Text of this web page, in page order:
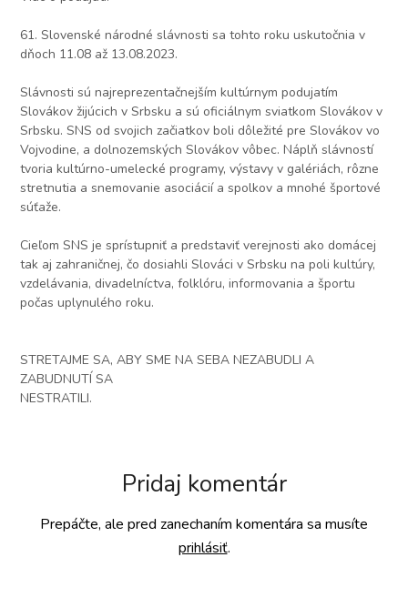
61. Slovenské národné slávnosti sa tohto roku uskutočnia v
dňoch 11.08 až 13.08.2023.
Slávnosti sú najreprezentačnejším kultúrnym podujatím
Slovákov žijúcich v Srbsku a sú oficiálnym sviatkom Slovákov v
Srbsku. SNS od svojich začiatkov boli dôležité pre Slovákov vo
Vojvodine, a dolnozemských Slovákov vôbec. Náplň slávností
tvoria kultúrno-umelecké programy, výstavy v galériách, rôzne
stretnutia a snemovanie asociácií a spolkov a mnohé športové
súťaže.
Cieľom SNS je sprístupniť a predstaviť verejnosti ako domácej
tak aj zahraničnej, čo dosiahli Slováci v Srbsku na poli kultúry,
vzdelávania, divadelníctva, folklóru, informovania a športu
počas uplynulého roku.
STRETAJME SA, ABY SME NA SEBA NEZABUDLI A
ZABUDNUTÍ SA
NESTRATILI.
Pridaj komentár
Prepáčte, ale pred zanechaním komentára sa musíte
prihlásiť.